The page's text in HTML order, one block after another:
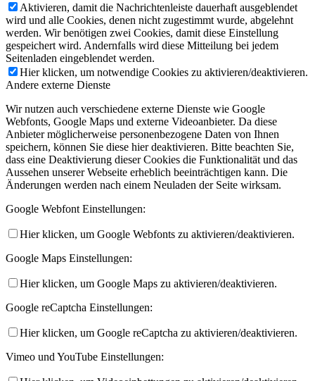
Aktivieren, damit die Nachrichtenleiste dauerhaft ausgeblendet
wird und alle Cookies, denen nicht zugestimmt wurde, abgelehnt
werden. Wir benötigen zwei Cookies, damit diese Einstellung
gespeichert wird. Andernfalls wird diese Mitteilung bei jedem
Seitenladen eingeblendet werden.
Hier klicken, um notwendige Cookies zu aktivieren/deaktivieren.
Andere externe Dienste
Wir nutzen auch verschiedene externe Dienste wie Google
Webfonts, Google Maps und externe Videoanbieter. Da diese
Anbieter möglicherweise personenbezogene Daten von Ihnen
speichern, können Sie diese hier deaktivieren. Bitte beachten Sie,
dass eine Deaktivierung dieser Cookies die Funktionalität und das
Aussehen unserer Webseite erheblich beeinträchtigen kann. Die
Änderungen werden nach einem Neuladen der Seite wirksam.
Google Webfont Einstellungen:
Hier klicken, um Google Webfonts zu aktivieren/deaktivieren.
Google Maps Einstellungen:
Hier klicken, um Google Maps zu aktivieren/deaktivieren.
Google reCaptcha Einstellungen:
Hier klicken, um Google reCaptcha zu aktivieren/deaktivieren.
Vimeo und YouTube Einstellungen: